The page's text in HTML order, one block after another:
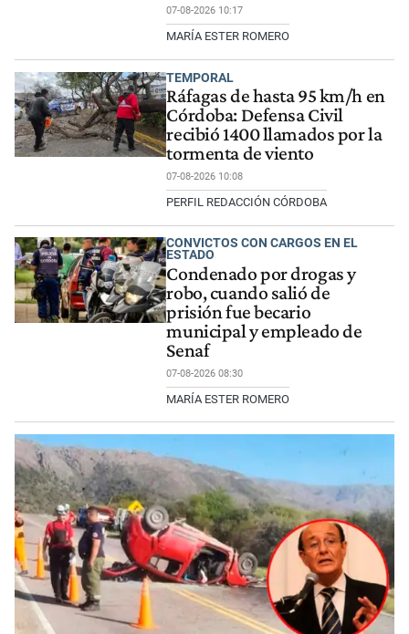
07-08-2026 10:17
MARÍA ESTER ROMERO
TEMPORAL
Ráfagas de hasta 95 km/h en
Córdoba: Defensa Civil
recibió 1400 llamados por la
tormenta de viento
07-08-2026 10:08
PERFIL REDACCIÓN CÓRDOBA
CONVICTOS CON CARGOS EN EL
ESTADO
Condenado por drogas y
robo, cuando salió de
prisión fue becario
municipal y empleado de
Senaf
07-08-2026 08:30
MARÍA ESTER ROMERO